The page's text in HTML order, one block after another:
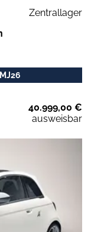
Zentrallager
40.999,00 €
ausweisbar